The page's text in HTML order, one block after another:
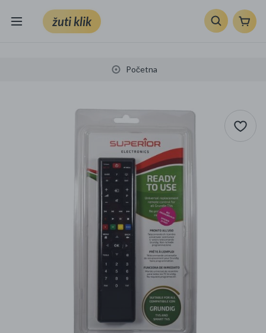
žuti klik
Mobiteli, računala i elektronika
Sport i slobodno vrijeme
Početna